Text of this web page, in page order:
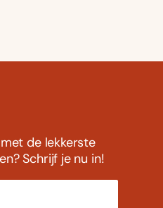
de lekkerste
Schrijf je nu in!